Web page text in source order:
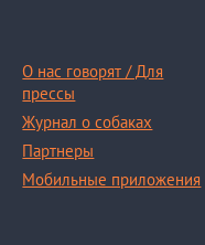
О нас говорят / Для
прессы
Журнал о собаках
Партнеры
Мобильные приложения